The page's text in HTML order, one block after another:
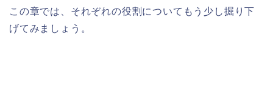
この章では、それぞれの役割についてもう少し掘り下
げてみましょう。